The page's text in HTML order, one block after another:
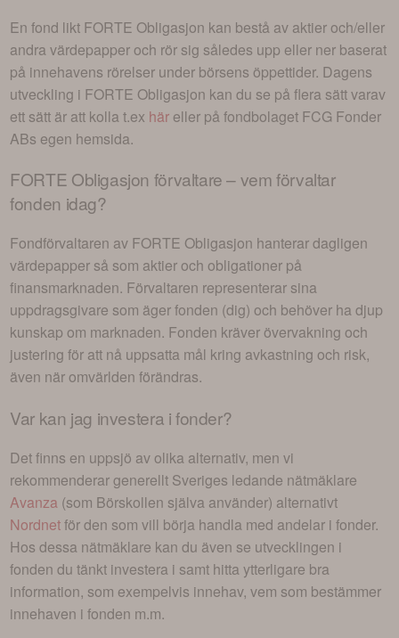
En fond likt FORTE Obligasjon kan bestå av aktier och/eller
andra värdepapper och rör sig således upp eller ner baserat
på innehavens rörelser under börsens öppettider. Dagens
utveckling i FORTE Obligasjon kan du se på flera sätt varav
ett sätt är att kolla t.ex här eller på fondbolaget FCG Fonder
ABs egen hemsida.
FORTE Obligasjon förvaltare – vem förvaltar
fonden idag?
Fondförvaltaren av FORTE Obligasjon hanterar dagligen
värdepapper så som aktier och obligationer på
finansmarknaden. Förvaltaren representerar sina
uppdragsgivare som äger fonden (dig) och behöver ha djup
kunskap om marknaden. Fonden kräver övervakning och
justering för att nå uppsatta mål kring avkastning och risk,
även när omvärlden förändras.
Var kan jag investera ifonder?
Det finns en uppsjö av olika alternativ, men vi
rekommenderar generellt Sveriges ledande nätmäklare
Avanza (som Börskollen själva använder) alternativt
Nordnetför den som vill börja handla med andelar ifonder.
Hos dessa nätmäklare kan du även se utvecklingen i
fonden du tänkt investera i samt hitta ytterligare bra
information, som exempelvis innehav, vem som bestämmer
innehaven i fonden m.m.